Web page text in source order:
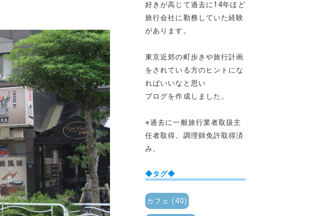
好きが高じて過去に14年ほど
旅行会社に勤務していた経験
があります。
東京近郊の町歩きや旅行計画
をされている方のヒントにな
ればいいなと思い
ブログを作成しました。
※過去に一般旅行業者取扱主
任者取得。調理師免許取得済
み。
◆タグ◆
カフェ (40)